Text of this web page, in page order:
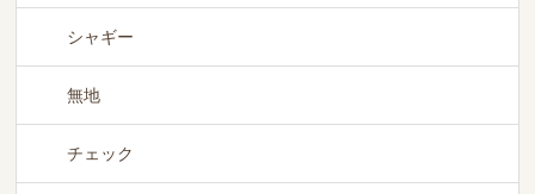
シャギー
無地
チェック